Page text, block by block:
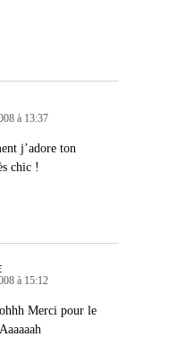
à 13:37
j’adore ton
chic !
à 15:12
Merci pour le